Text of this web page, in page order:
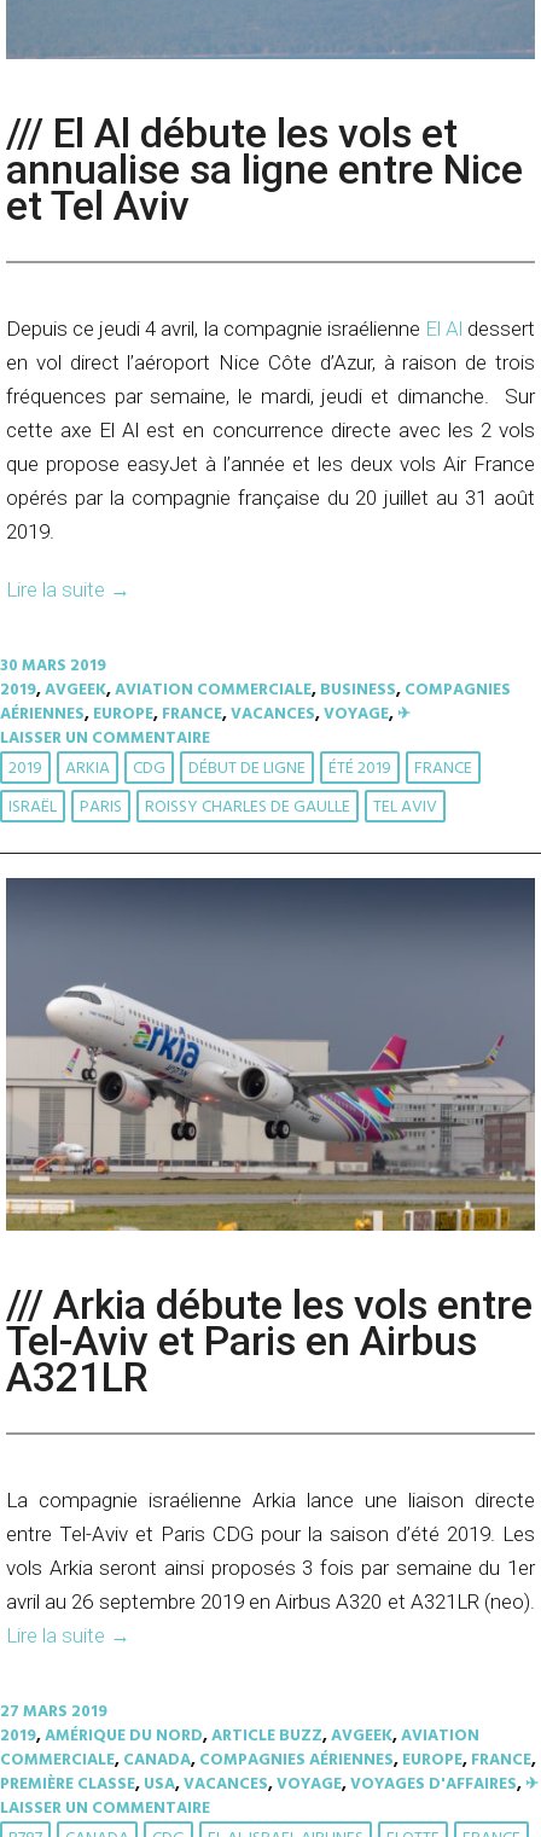
/// El Al débute les vols et
annualise sa ligne entre Nice
et Tel Aviv
Depuis ce jeudi 4 avril, la compagnie israélienne El Al dessert
en vol direct l’aéroport Nice Côte d’Azur, à raison de trois
fréquences par semaine, le mardi, jeudi et dimanche. Sur
cette axe El Al est en concurrence directe avec les 2 vols
que propose easyJet à l’année et les deux vols Air France
opérés par la compagnie française du 20 juillet au 31 août
2019.
Lire la suite →
30 MARS 2019
2019,AVGEEK,AVIATION COMMERCIALE,BUSINESS,COMPAGNIES
AÉRIENNES,EUROPE,FRANCE,VACANCES,VOYAGE,✈︎
LAISSER UN COMMENTAIRE
2019 ARKIA CDG DÉBUT DE LIGNE ÉTÉ 2019
FRANCE
ISRAËL
PARIS ROISSY CHARLES DE GAULLE TEL AVIV
/// Arkia débute les vols entre
Tel-Aviv et Paris en Airbus
A321LR
La compagnie israélienne Arkia lance une liaison directe
entre Tel-Aviv et Paris CDG pour la saison d’été 2019. Les
vols Arkia seront ainsi proposés 3 fois par semaine du 1er
avril au 26 septembre 2019 en Airbus A320 et A321LR (neo).
Lire la suite →
27 MARS 2019
2019,AMÉRIQUE DU NORD,ARTICLE BUZZ,AVGEEK,AVIATION
COMMERCIALE,CANADA,COMPAGNIES AÉRIENNES,EUROPE,FRANCE,
PREMIÈRE CLASSE,USA,VACANCES,VOYAGE,VOYAGES D'AFFAIRES,✈︎
LAISSER UN COMMENTAIRE